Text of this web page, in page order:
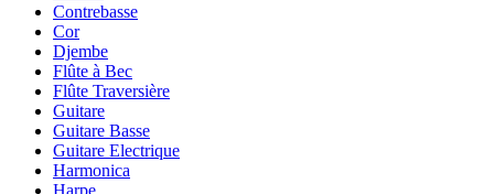
Contrebasse
Cor
Djembe
Flûte à Bec
Flûte Traversière
Guitare
Guitare Basse
Guitare Electrique
Harmonica